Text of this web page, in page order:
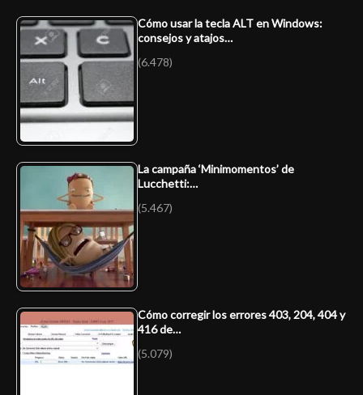
Cómo usar la tecla ALT en Windows:
consejos y atajos…
(6.478)
La campaña ‘Minimomentos’ de
Lucchetti:…
(5.467)
Cómo corregir los errores 403, 204, 404 y
416 de…
(5.079)